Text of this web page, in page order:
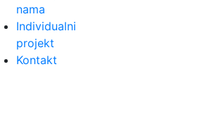
nama
Individualni
projekt
Kontakt